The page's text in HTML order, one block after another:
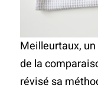
Meilleurtaux,
de la
révisé sa